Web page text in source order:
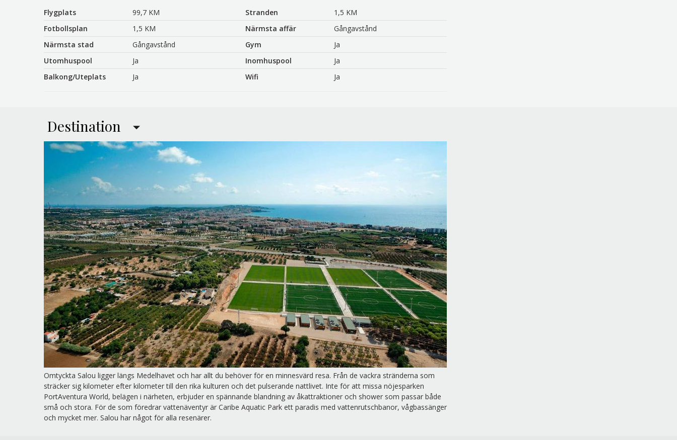
Flygplats 99,7 KM Stranden
1,5 KM
Fotbollsplan
1,5 KM Närmsta affär
Gångavstånd
Närmsta stad
Gångavstånd Gym
Ja
Utomhuspool
Ja Inomhuspool
Ja
Balkong/Uteplats
Ja Wifi Ja
Destination
Omtyckta Salou ligger längs Medelhavet och har allt du behöver för en minnesvärd resa. Från de vackra stränderna som
sträcker sig kilometer efter kilometer till den rika kulturen och det pulserande nattlivet. Inte för att missa nöjesparken
PortAventura World, belägen i närheten, erbjuder en spännande blandning av åkattraktioner och shower som passar både
små och stora. För de som föredrar vattenäventyr är Caribe Aquatic Park ett paradis med vattenrutschbanor, vågbassänger
och mycket mer. Salou har något för alla resenärer.